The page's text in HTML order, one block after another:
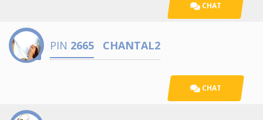
CHAT
PIN 2665 CHANTAL2
CHAT